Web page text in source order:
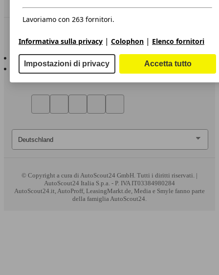
AutoScout24 per iOS
AutoScout24 per Android
© Copyright a cura di AutoScout24 GmbH. Tutti i diritti riservati. |
AutoScout24 Italia S.p.a. - P. IVA IT03384980284
AutoScout24.it, AutoProff, LeasingMarkt.de, Media e Smyle fanno parte
della famiglia AutoScout24.
Lavoriamo con 263 fornitori.
Informativa sulla privacy | Colophon | Elenco fornitori
Impostazioni di privacy Accetta tutto